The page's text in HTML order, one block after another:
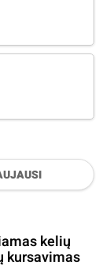
kelių
kursavimas